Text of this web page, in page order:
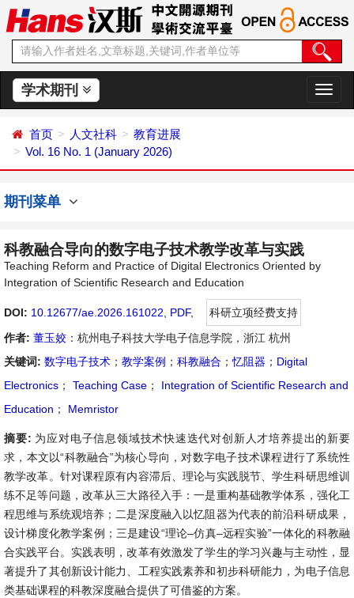
学术期刊
切
换
首页 人文社科
教育进展
Vol. 16 No. 1 (January 2026)
期刊菜单
科教融合导向的数字电子技术教学改革与实践
Teaching Reform and Practice of Digital Electronics Oriented by
Integration of Scientific Research and Education
DOI: 10.12677/ae.2026.161022 PDF,
科研立项经费支持
作者: 董玉姣 ：杭州电子科技大学电子信息学院，浙江 杭州
关键词: 数字电子技术 ； 教学案例 ； 科教融合 ；忆阻器 ； Digital
Electronics ； Teaching Case ；
Integration of Scientific Research and
Education ； Memristor
摘要: 为应对电子信息领域技术快速迭代对创新人才培养提出的新要
求，本文以“科教融合”为核心导向，对数字电子技术课程进行了系统性
教学改革。针对课程原有内容滞后、理论与实践脱节、学生科研思维训
练不足等问题，改革从三大路径入手：一是重构基础教学体系，强化工
程思维与系统观培养；二是深度融入以忆阻器为代表的前沿科研成果，
设计梯度化教学案例；三是建设“理论–仿真–远程实验”一体化的科教融
合实践平台。实践表明，改革有效激发了学生的学习兴趣与主动性，显
著提升了其创新设计能力、工程实践素养和初步科研能力，为电子信息
类基础课程的科教深度融合提供了可借鉴的方案。